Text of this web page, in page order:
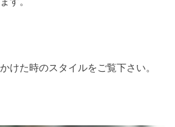
けた時のスタイルをご覧下さい。